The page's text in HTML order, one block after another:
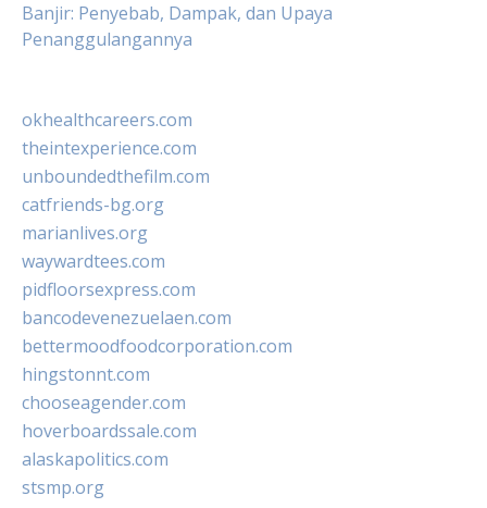
Banjir: Penyebab, Dampak, dan Upaya
Penanggulangannya
okhealthcareers.com
theintexperience.com
unboundedthefilm.com
catfriends-bg.org
marianlives.org
waywardtees.com
pidfloorsexpress.com
bancodevenezuelaen.com
bettermoodfoodcorporation.com
hingstonnt.com
chooseagender.com
hoverboardssale.com
alaskapolitics.com
stsmp.org